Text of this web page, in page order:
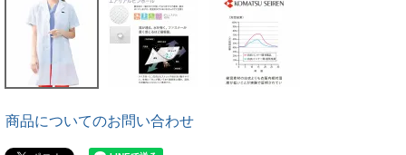
商品についてのお問い合わせ